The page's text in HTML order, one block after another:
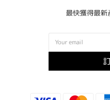
最快獲得最新